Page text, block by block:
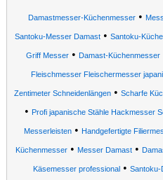
Damastmesser-Küchenmesser•
Santoku-Messer Damast • Santoku-
Griff Messer• Damast-Küchenmesser
Fleischmesser Fleischermesser
Zentimeter Schneidenlängen • Scharfe
• Profi japanische Stähle Hackmesser
Messerleisten• Handgefertigte
Küchenmesser• Messer Damast•
Käsemesser professional• Santoku-